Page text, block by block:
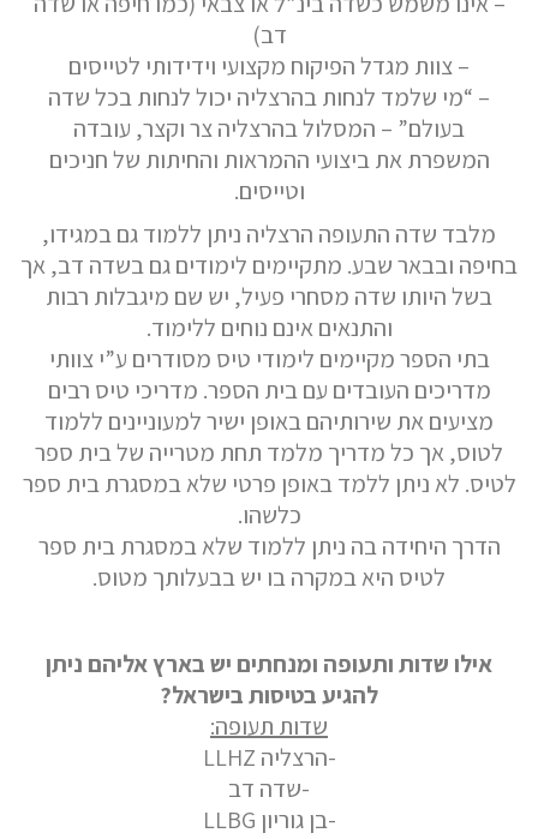
דב)
– צוות מגדל הפיקוח מקצועי וידידותי לטייסים
– “מי שלמד לנחות בהרצליה יכול לנחות בכל שדה
בעולם” – המסלול בהרצליה צר וקצר, עובדה
המשפרת את ביצועי ההמראות והחיתות של חניכים
וטייסים.
מלבד שדה התעופה הרצליה ניתן ללמוד גם במגידו,
בחיפה ובבאר שבע. מתקיימים לימודים גם בשדה דב, אך
בשל היותו שדה מסחרי פעיל, יש שם מיגבלות רבות
והתנאים אינם נוחים ללימוד.
בתי הספר מקיימים לימודי טיס מסודרים ע”י צוותי
מדריכים העובדים עם בית הספר. מדריכי טיס רבים
מציעים את שירותיהם באופן ישיר למעוניינים ללמוד
לטוס, אך כל מדריך מלמד תחת מטרייה של בית ספר
לטיס. לא ניתן ללמד באופן פרטי שלא במסגרת בית ספר
כלשהו.
הדרך היחידה בה ניתן ללמוד שלא במסגרת בית ספר
לטיס היא במקרה בו יש בבעלותך מטוס.
אילו שדות ותעופה ומנחתים יש בארץ אליהם ניתן
להגיע בטיסות בישראל?
שדות תעופה:
-הרצליה LLHZ
-שדה דב
-בן גוריון LLBG